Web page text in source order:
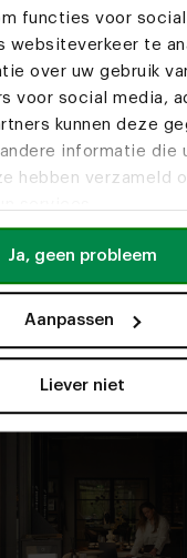
functies voor
websiteverkeer te
over uw gebruik
voor social media,
kunnen deze
informatie die
hebben verzameld
Ja, geen probleem
Aanpassen
Liever niet
onze woonwinkels